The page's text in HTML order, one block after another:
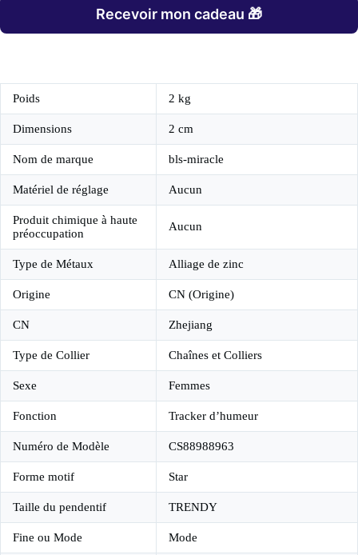
Recevoir mon cadeau 🎁
Poids 2 kg
Dimensions 2 cm
Nom de marque bls-miracle
Matériel de réglage Aucun
Produit chimique à haute
préoccupation
Aucun
Type de Métaux Alliage de zinc
Origine CN (Origine)
CN Zhejiang
Type de Collier Chaînes et Colliers
Sexe Femmes
Fonction Tracker d’humeur
Numéro de Modèle CS88988963
Forme motif Star
Taille du pendentif TRENDY
Fine ou Mode Mode